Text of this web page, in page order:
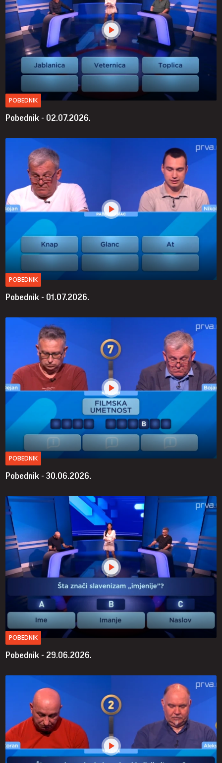
POBEDNIK
Pobednik - 02.07.2026.
POBEDNIK
Pobednik - 01.07.2026.
POBEDNIK
Pobednik - 30.06.2026.
POBEDNIK
Pobednik - 29.06.2026.